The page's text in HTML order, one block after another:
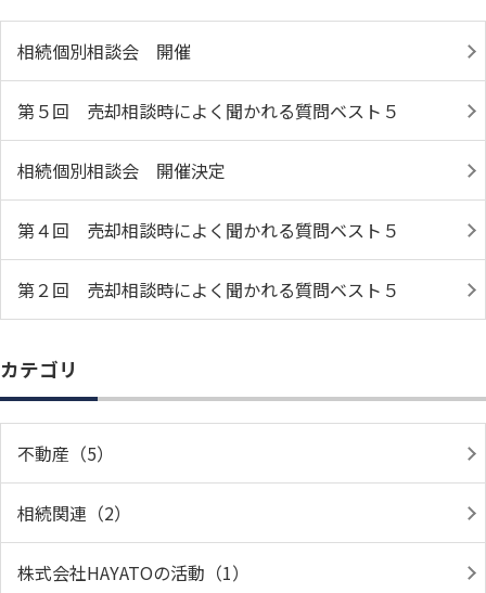
相続個別相談会 開催
第５回 売却相談時によく聞かれる質問ベスト５
相続個別相談会 開催決定
第４回 売却相談時によく聞かれる質問ベスト５
第２回 売却相談時によく聞かれる質問ベスト５
カテゴリ
不動産（5）
相続関連（2）
株式会社HAYATOの活動（1）